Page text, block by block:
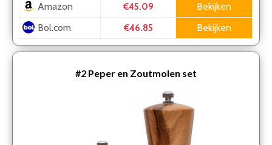
Amazon €45.09
Bekijken
Bol.com
€46.85 Bekijken
#2 Peper en Zoutmolen set